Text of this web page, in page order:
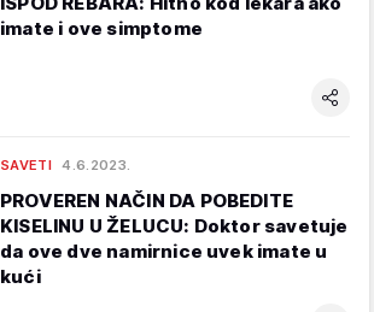
imate i ove simptome
SAVETI 4.6.2023.
PROVEREN NAČIN DA POBEDITE
KISELINU U ŽELUCU: Doktor savetuje
da ove dve namirnice uvek imate u
kući